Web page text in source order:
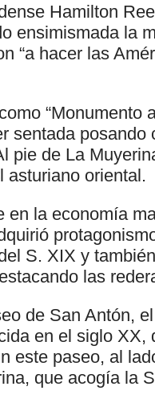
Hamilton
ensimismada la
“a hacer las
“Monumento
sentada
pie de La
asturiano oriental.
en la economía
S. XIX y
las
de San Antón,
en el siglo XX,
este paseo, al
que acogía la